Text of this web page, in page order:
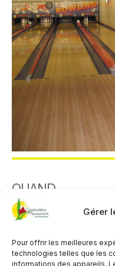
Gérer
Pour offrir les meilleures
technologies telles que les
informations des appareils.
QUAND
3 juin 2025